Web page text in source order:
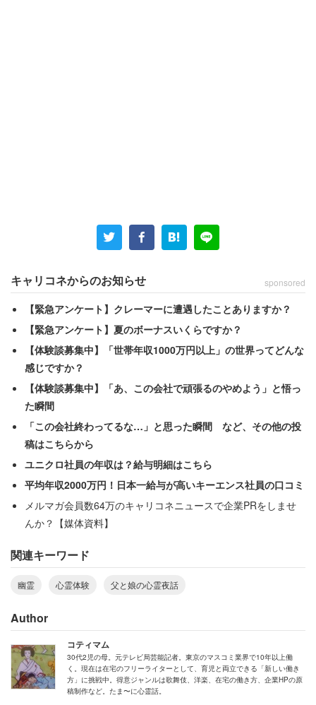
こそ家がたくさん建っているが、父が若い頃はまだ田んぼ
ある夜、実家2階の自室で寝ていた父は、「ギィィエェェ
ェ～！！！」という断末魔のような叫びで目が覚めた。驚
いて飛び起きると、深夜なのに目の前の窓が真っ赤になっ
ている。
「火事か？」と思い窓を開けると、家から100メートルほ
ていた。火の手の近くに親戚の家もあったため、確かめる
ために父は現場に向かった。
親戚の家は無事だったが、現場は猛炎に包まれ、深夜にも
かかわらず近所の人が集まってきていた。父は顔見知りの
が、誰も聞いていないという。
断末魔が響いた。父は「ほら！」と言ったが、やはりみん
な聞こえないと言う。
それから消防車やパトカーが到着し消火活動を始めたが、
竹やぶの隣の家は全焼だった。父が家に戻ると午前3時。
キャリコネからのお知らせ sponsored
【緊急アンケート】クレーマーに遭遇したことありますか？
【緊急アンケート】夏のボーナスいくらですか？
【体験談募集中】「世帯年収1000万円以上」の世界ってどんな
感じですか？
【体験談募集中】「あ、この会社で頑張るのやめよう」と悟っ
た瞬間
「この会社終わってるな…」と思った瞬間 など、その他の投
稿はこちらから
ユニクロ社員の年収は？給与明細はこちら
平均年収2000万円！日本一給与が高いキーエンス社員の口コミ
メルマガ会員数64万のキャリコネニュースで企業PRをしませ
んか？【媒体資料】
関連キーワード
幽霊 心霊体験 父と娘の心霊夜話
Author
コティマム
30代2児の母。元テレビ局芸能記者。東京のマスコミ業界で10年以上働
く。現在は在宅のフリーライターとして、育児と両立できる「新しい働き
方」に挑戦中。得意ジャンルは歌舞伎、洋楽、在宅の働き方、企業HPの原
稿制作など。たま〜に心霊話。